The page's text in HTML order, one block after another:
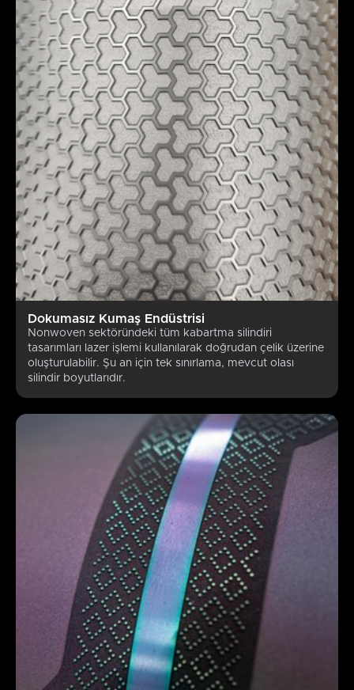
Dokumasız Kumaş Endüstrisi
Nonwoven sektöründeki tüm kabartma silindiri
tasarımları lazer işlemi kullanılarak doğrudan çelik üzerine
oluşturulabilir. Şu an için tek sınırlama, mevcut olası
silindir boyutlarıdır.